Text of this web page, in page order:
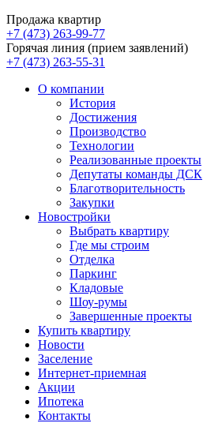
Продажа квартир
+7 (473) 263-99-77
Горячая линия (прием заявлений)
+7 (473) 263-55-31
О компании
История
Достижения
Производство
Технологии
Реализованные проекты
Депутаты команды ДСК
Благотворительность
Закупки
Новостройки
Выбрать квартиру
Где мы строим
Отделка
Паркинг
Кладовые
Шоу-румы
Завершенные проекты
Купить квартиру
Новости
Заселение
Интернет-приемная
Акции
Ипотека
Контакты